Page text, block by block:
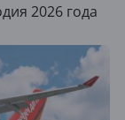
2026 года